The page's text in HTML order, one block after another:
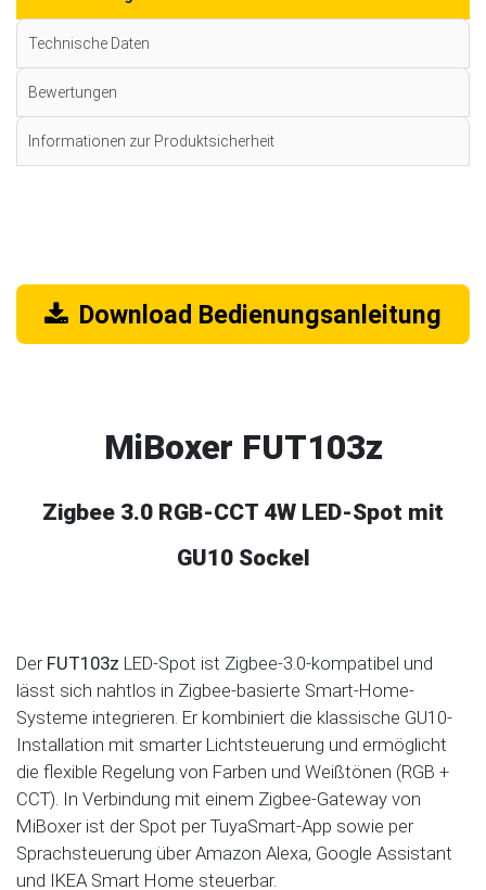
Technische Daten
Bewertungen
Informationen zur Produktsicherheit
Download Bedienungsanleitung
MiBoxer FUT103z
Zigbee 3.0 RGB-CCT 4W LED-Spot mit
GU10 Sockel
Der FUT103z LED-Spot ist Zigbee-3.0-kompatibel und
lässt sich nahtlos in Zigbee-basierte Smart-Home-
Systeme integrieren. Er kombiniert die klassische GU10-
Installation mit smarter Lichtsteuerung und ermöglicht
die flexible Regelung von Farben und Weißtönen (RGB +
CCT). In Verbindung mit einem Zigbee-Gateway von
MiBoxer ist der Spot per TuyaSmart-App sowie per
Sprachsteuerung über Amazon Alexa, Google Assistant
und IKEA Smart Home steuerbar.